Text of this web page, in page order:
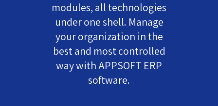
modules, all technologies
under one shell. Manage
your organization in the
best and most controlled
way with APPSOFT ERP
software.